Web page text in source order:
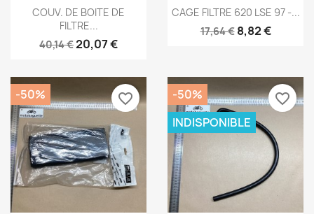
Aperçu rapide
COUV. DE BOITE DE
FILTRE...
40,14 €20,07 €
Aperçu rapide
CAGE FILTRE 620 LSE 97 -...
17,64 € 8,82 €
-50% favorite_border
-50%
INDISPONIBLE
favorite_border